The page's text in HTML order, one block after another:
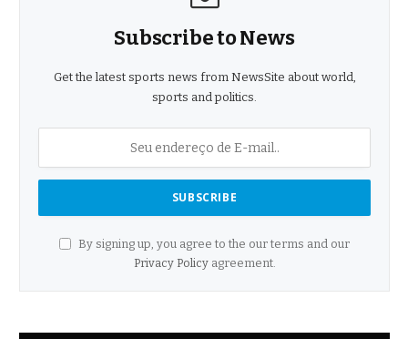
Subscribe to News
Get the latest sports news from NewsSite about world,
sports and politics.
By signing up, you agree to the our terms and our
Privacy Policyagreement.